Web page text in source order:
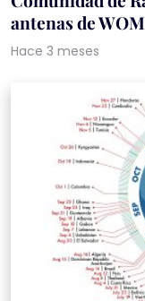
antenas de WOM
Hace 3 meses